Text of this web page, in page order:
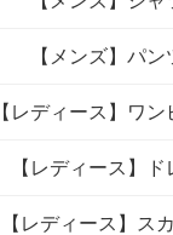
【メンズ】パン
【レディース】ワン
【レディース】ド
【レディース】ス